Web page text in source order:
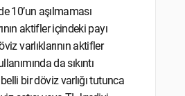
10’un aşılmaması
aktifler içindeki payı
varlıklarının aktifler
da sıkıntı
bir döviz varlığı tutunca